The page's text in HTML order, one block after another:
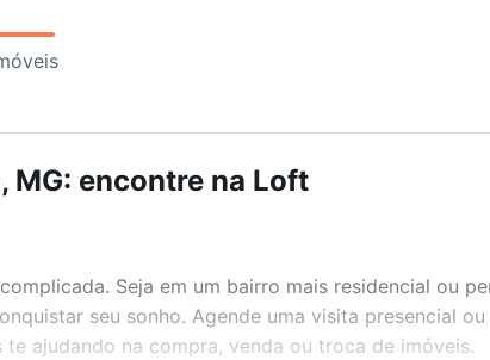
MG: encontre na Loft
Seja em um bairro mais residencial ou
seu sonho. Agende uma visita presencial
ajudando na compra, venda ou troca de imóveis.